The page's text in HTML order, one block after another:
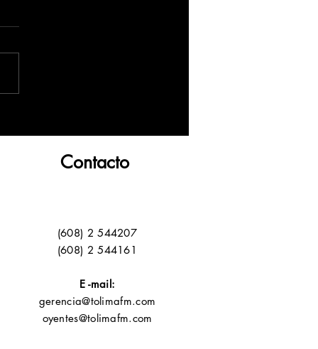
Contacto
(608) 2 544207
(608) 2 544161
E -mail:
gerencia@tolimafm.com
oyentes@tolimafm.com